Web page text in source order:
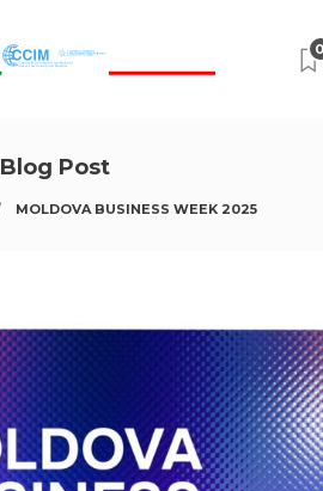
Blog Post
MOLDOVA BUSINESS WEEK 2025